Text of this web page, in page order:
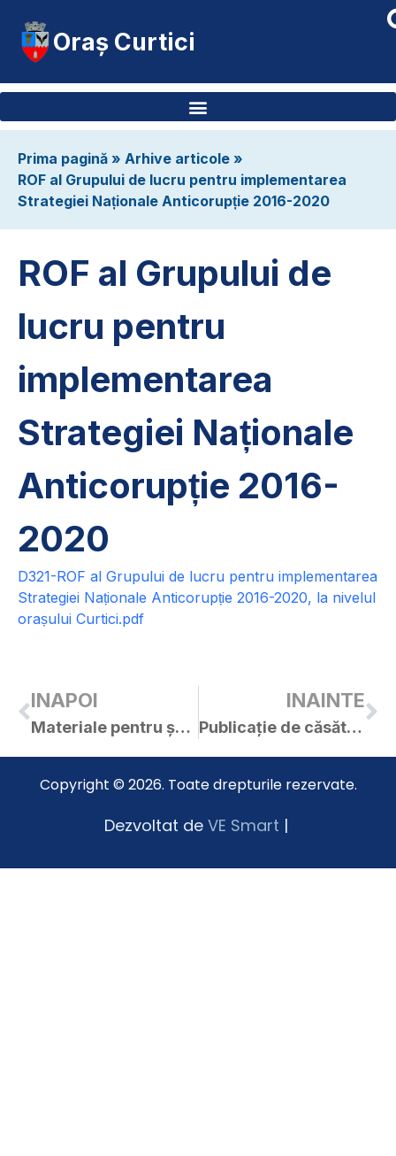
Oraș Curtici
Prima pagină » Arhive articole »
ROF al Grupului de lucru pentru implementarea
Strategiei Naționale Anticorupție 2016-2020
ROF al Grupului de
lucru pentru
implementarea
Strategiei Naționale
Anticorupție 2016-
2020
D321-ROF al Grupului de lucru pentru implementarea
Strategiei Naționale Anticorupție 2016-2020, la nivelul
orașului Curtici.pdf
INAPOI
Materiale pentru ședința ordinară din data de 23.07.2021, ora 18.00.
INAINTE
Publicație de căsătorie – Moț Ovidiu-Gheorghe Mocuța Silvia
Copyright © 2026. Toate drepturile rezervate.
Dezvoltat de VE Smart |